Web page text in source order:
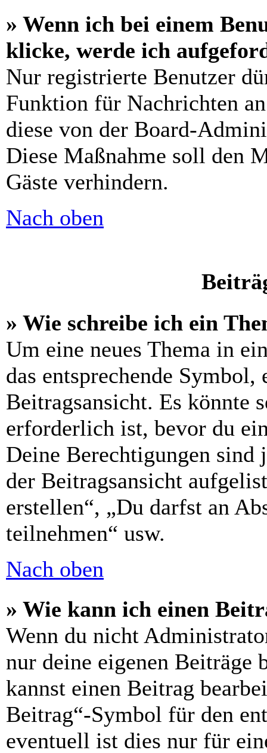
» Wenn ich bei einem
klicke, werde ich
Nur registrierte Benutzer
Funktion für Nachrichten
diese von der Board-
Diese Maßnahme soll den
Gäste verhindern.
Nach oben
» Wie schreibe ich ein
Um eine neues Thema in
das entsprechende
Beitragsansicht. Es könnte
erforderlich ist, bevor du
Deine Berechtigungen sind
der Beitragsansicht
erstellen“, „Du darfst an
teilnehmen“ usw.
Nach oben
» Wie kann ich einen
Wenn du nicht
nur deine eigenen Beiträge
kannst einen Beitrag
Beitrag“-Symbol für den
eventuell ist dies nur für